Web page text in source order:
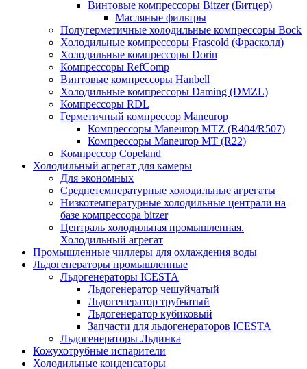
Винтовые компрессоры Bitzer (Битцер)
Масляные фильтры
Полугерметичные холодильные компрессоры Bock
Холодильные компрессоры Frascold (Фрасколд)
Холодильные компрессоры Dorin
Компрессоры RefComp
Винтовые компрессоры Hanbell
Холодильные компрессоры Daming (DMZL)
Компрессоры RDL
Герметичный компрессор Maneurop
Компрессоры Maneurop MTZ (R404/R507)
Компрессоры Maneurop MT (R22)
Компрессор Copeland
Холодильный агрегат для камеры
Для экономных
Среднетемпературные холодильные агрегаты
Низкотемпературные холодильные централи на
базе компрессора bitzer
Централь холодильная промышленная.
Холодильный агрегат
Промышленные чиллеры для охлаждения воды
Льдогенераторы промышленные
Льдогенераторы ICESTA
Льдогенератор чешуйчатый
Льдогенератор трубчатый
Льдогенератор кубиковый
Запчасти для льдогенераторов ICESTA
Льдогенераторы Льдинка
Кожухотрубные испарители
Холодильные конденсаторы